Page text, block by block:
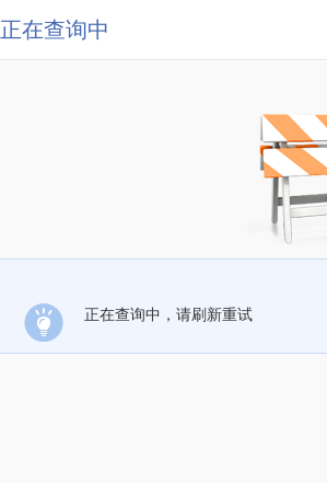
正在查询中
正在查询中，请刷新重试